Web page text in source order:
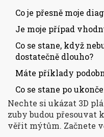
Co je přesně moje
Je moje případ
Co se stane, když
dostatečně dlouho?
Máte příklady
Co se stane po
Nechte si ukázat 3D
zuby budou přesouvat
věřit mýtům. Začnete